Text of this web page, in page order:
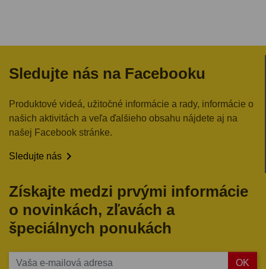
Sledujte nás na Facebooku
Produktové videá, užitočné informácie a rady, informácie o
našich aktivitách a veľa ďalšieho obsahu nájdete aj na
našej Facebook stránke.
Sledujte nás 
Získajte medzi prvými informácie
o novinkách, zľavách a
špeciálnych ponukách
OK